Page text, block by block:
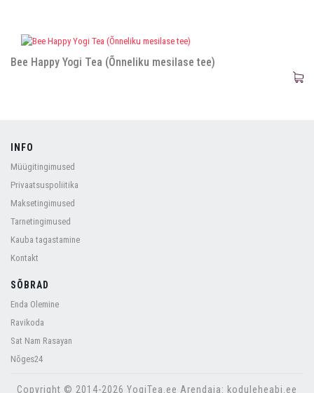
Bee Happy Yogi Tea (Õnneliku mesilase tee)
INFO
Müügitingimused
Privaatsuspoliitika
Maksetingimused
Tarnetingimused
Kauba tagastamine
Kontakt
SÕBRAD
Enda Olemine
Ravikoda
Sat Nam Rasayan
Nõges24
Copyright © 2014-2026 YogiTea.ee Arendaja: koduleheabi.ee